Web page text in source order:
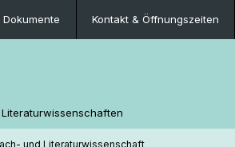
Dokumente Kontakt & Öffnungszeiten
und Literaturwissenschaft